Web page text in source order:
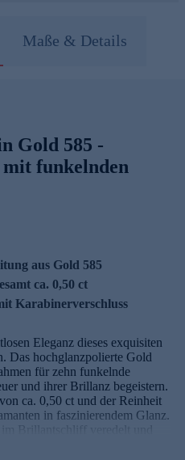
Maße & Details
Gold 585 -
mit funkelnden
aus Gold 585
ca. 0,50 ct
Karabinerverschluss
Eleganz dieses exquisiten
Das hochglanzpolierte Gold
für zehn funkelnde
und ihrer Brillanz begeistern.
ca. 0,50 ct und der Reinheit
in faszinierendem Glanz.
im Brillantschliff veredelt und
eingerieben. Die Länge